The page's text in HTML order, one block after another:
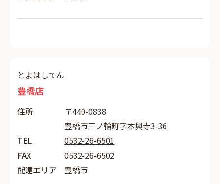
とよはしてん
豊橋店
住所
〒440-0838
豊橋市三ノ輪町字本興寺3-36
TEL
0532-26-6501
FAX
0532-26-6502
配達エリア
豊橋市